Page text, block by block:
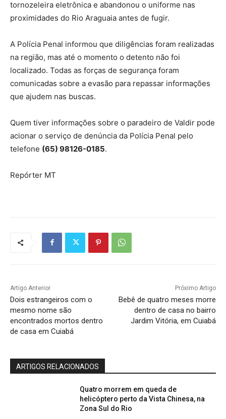
tornozeleira eletrônica e abandonou o uniforme nas
proximidades do Rio Araguaia antes de fugir.
A Polícia Penal informou que diligências foram realizadas
na região, mas até o momento o detento não foi
localizado. Todas as forças de segurança foram
comunicadas sobre a evasão para repassar informações
que ajudem nas buscas.
Quem tiver informações sobre o paradeiro de Valdir pode
acionar o serviço de denúncia da Polícia Penal pelo
telefone (65) 98126-0185.
Repórter MT
Artigo Anterior
Dois estrangeiros com o
mesmo nome são
encontrados mortos dentro
de casa em Cuiabá
Próximo Artigo
Bebê de quatro meses morre
dentro de casa no bairro
Jardim Vitória, em Cuiabá
ARTIGOS RELACIONADOS
Quatro morrem em queda de
helicóptero perto da Vista Chinesa, na
Zona Sul do Rio